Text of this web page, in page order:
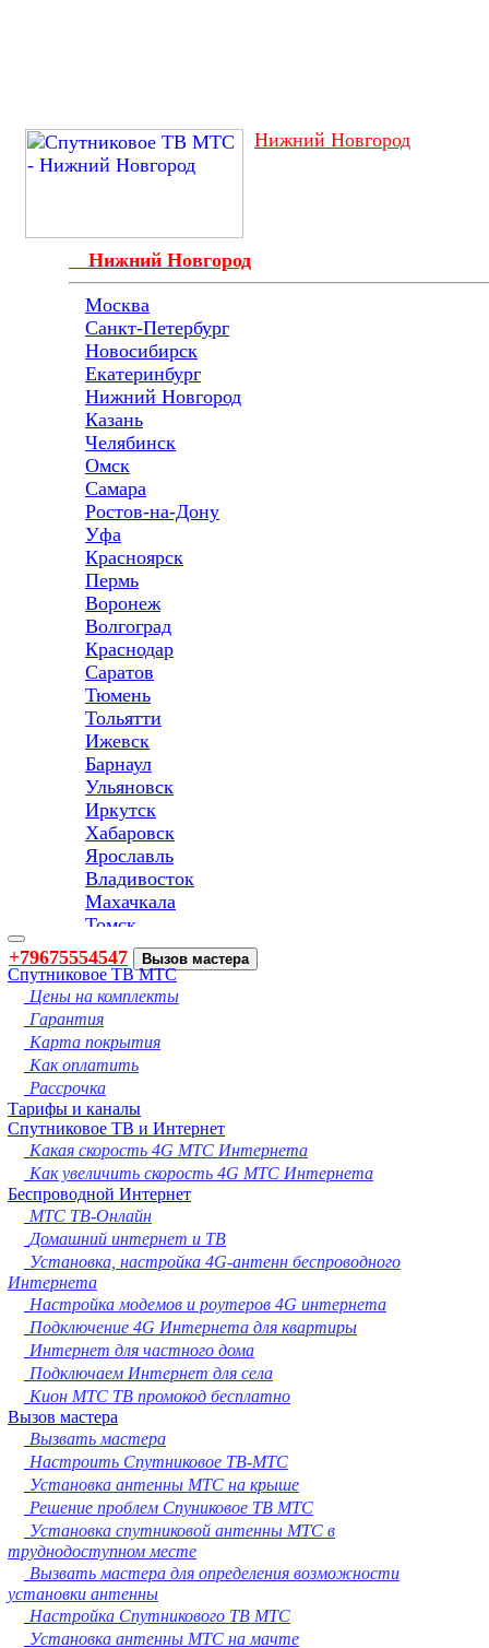
Нижний Новгород
Нижний Новгород
Москва
Санкт-Петербург
Новосибирск
Екатеринбург
Нижний Новгород
Казань
Челябинск
Омск
Самара
Ростов-на-Дону
Уфа
Красноярск
Пермь
Воронеж
Волгоград
Краснодар
Саратов
Тюмень
Тольятти
Ижевск
Барнаул
Ульяновск
Иркутск
Хабаровск
Ярославль
Владивосток
Махачкала
Томск
Оренбург
Кемерово
Новокузнецк
Рязань
Астрахань
Набережные Челны
Пенза
Липецк
Киров
Чебоксары
Тула
Калининград
Балашиха
Курск
Севастополь
Улан-Удэ
Ставрополь
Сочи
Тверь
Магнитогорск
Иваново
Брянск
Белгород
Сургут
Владимир
Нижний Тагил
Архангельск
Чита
Симферополь
Калуга
Смоленск
+79675554547 Вызов мастера
Toggle
navigation
Спутниковое ТВ МТС
Цены на комплекты
Гарантия
Карта покрытия
Как оплатить
Рассрочка
Тарифы и каналы
Спутниковое ТВ и Интернет
Какая скорость 4G МТС Интернета
Как увеличить скорость 4G МТС Интернета
Беспроводной Интернет
МТС ТВ-Онлайн
Домашний интернет и ТВ
Установка, настройка 4G-антенн беспроводного
Интернета
Настройка модемов и роутеров 4G интернета
Подключение 4G Интернета для квартиры
Интернет для частного дома
Подключаем Интернет для села
Кион МТС ТВ промокод бесплатно
Вызов мастера
Вызвать мастера
Настроить Спутниковое ТВ-МТС
Установка антенны МТС на крыше
Решение проблем Спуниковое ТВ МТС
Установка спутниковой антенны МТС в
труднодоступном месте
Вызвать мастера для определения возможности
установки антенны
Настройка Спутникового ТВ МТС
Установка антенны МТС на мачте